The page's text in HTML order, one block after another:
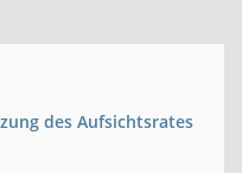
des Aufsichtsrates